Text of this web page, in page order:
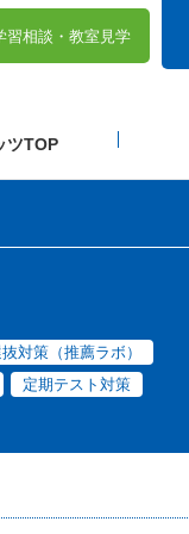
習相談・ 教室見学
ツTOP
対策（推薦ラボ）
定期テスト対策